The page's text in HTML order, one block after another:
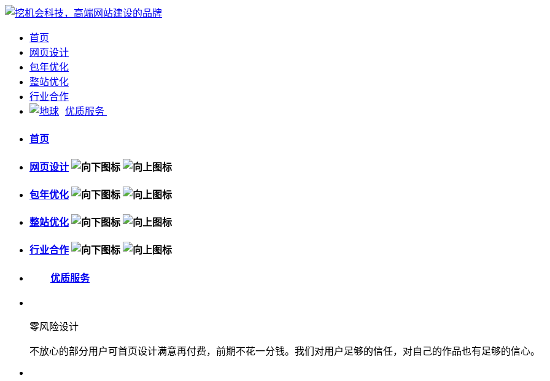
首页
网页设计
包年优化
整站优化
行业合作
优质服务
首页
网页设计
包年优化
整站优化
行业合作
优质服务
零风险设计
不放心的部分用户可首页设计满意再付费，前期不花一分钱。我们对用户足够的信任，对自己的作品也有足够的信心。